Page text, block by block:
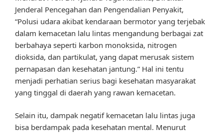
Jenderal Pencegahan dan Pengendalian Penyakit,
“Polusi udara akibat kendaraan bermotor yang terjebak
dalam kemacetan lalu lintas mengandung berbagai zat
berbahaya seperti karbon monoksida, nitrogen
dioksida, dan partikulat, yang dapat merusak sistem
pernapasan dan kesehatan jantung.” Hal ini tentu
menjadi perhatian serius bagi kesehatan masyarakat
yang tinggal di daerah yang rawan kemacetan.
Selain itu, dampak negatif kemacetan lalu lintas juga
bisa berdampak pada kesehatan mental. Menurut